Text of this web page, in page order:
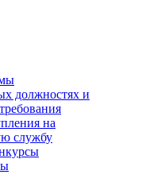
должностях и
на
службу